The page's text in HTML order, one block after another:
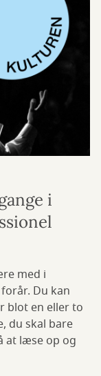
i
med i
Du kan
blot en eller to
du skal bare
at læse op og